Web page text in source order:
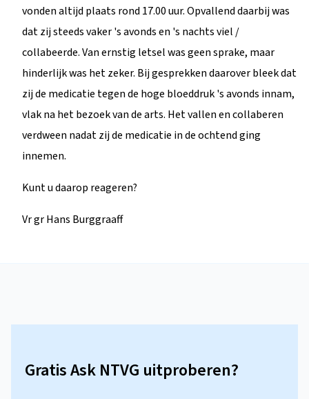
vonden altijd plaats rond 17.00 uur. Opvallend daarbij was
dat zij steeds vaker 's avonds en 's nachts viel /
collabeerde. Van ernstig letsel was geen sprake, maar
hinderlijk was het zeker. Bij gesprekken daarover bleek dat
zij de medicatie tegen de hoge bloeddruk 's avonds innam,
vlak na het bezoek van de arts. Het vallen en collaberen
verdween nadat zij de medicatie in de ochtend ging
innemen.
Kunt u daarop reageren?
Vr gr Hans Burggraaff
Gratis Ask NTVG uitproberen?